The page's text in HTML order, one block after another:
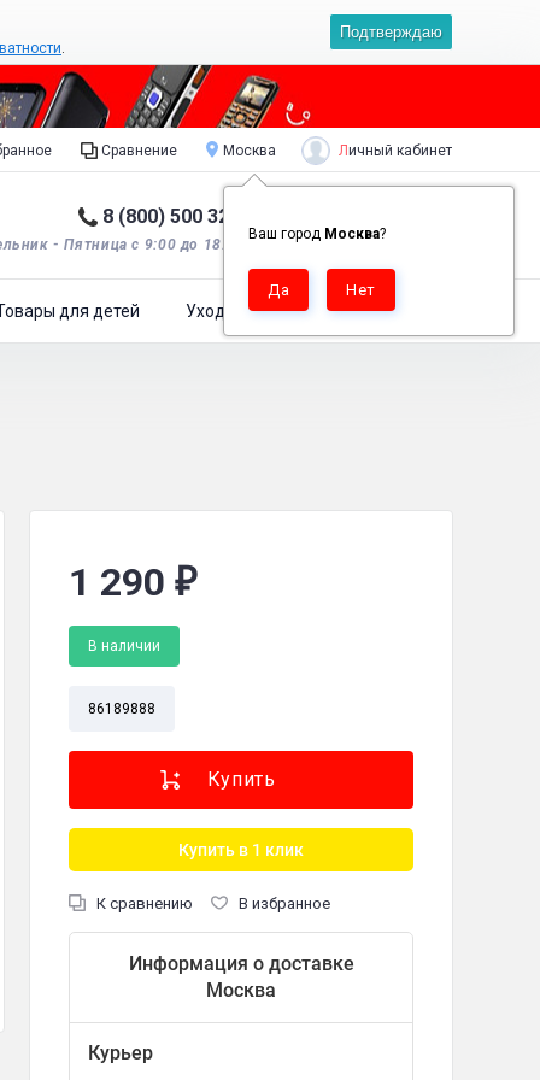
.
Подтверждаю
Сравнение Москва
Ваш город Москва?
Личный кабинет
8 (800) 500 32 90
- Пятница с 9:00 до 18:00*.
0 Корзина пуста
для детей Уход за одеждой
1 290 ₽
В наличии
86189888
Купить в 1 клик
К сравнению В избранное
Информация о доставке
Москва
Курьер
мин
гарантийный талон